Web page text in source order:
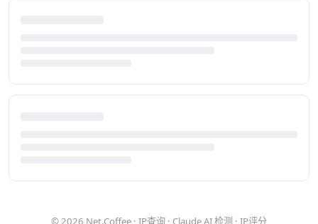
© 2026 Net.Coffee · IP查询 · Claude AI 检测 · IP评分